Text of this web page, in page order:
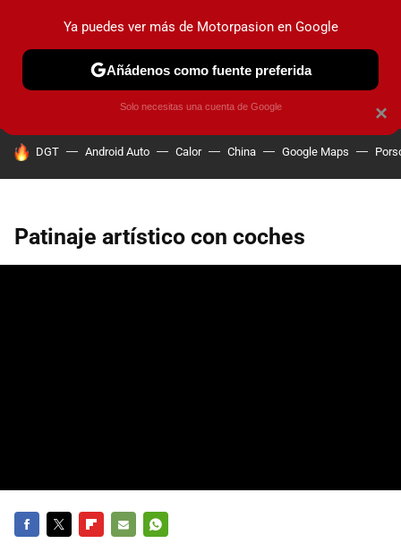
PRUEBAS COCHES ELÉCTRICOS OBSERVATORIO
HOY SE HABLA DE
DGT Android Auto Calor China Google Maps
Patinaje artístico con coches
×
Ya puedes ver más de Motorpasion en Google
Añádenos como fuente preferida
Solo necesitas una cuenta de Google